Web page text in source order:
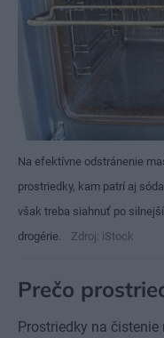
Na efektívne odstránenie
prostriedky, kam patrí aj
však treba siahnuť po
drogérie.
Zdroj: iStock
Prečo
Prostriedky na